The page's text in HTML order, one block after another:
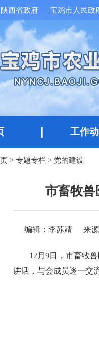
陕西省政府 宝鸡市人民政
工作
> 专题专栏 > 党的建设
市畜牧兽
编辑：李苏靖 来
12月9日，市畜牧
讲话，与会成员逐一交